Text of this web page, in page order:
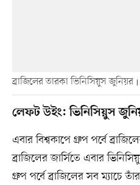
ব্রাজিলের তারকা ভিনিসিয়ুস জুনিয়র
লেফট উইং: ভিনিসিয়ুস
এবার বিশ্বকাপে গ্রুপ পর্বে
ব্রাজিলের জার্সিতে এবার
গ্রুপ পর্বে ব্রাজিলের সব ম্যাচে